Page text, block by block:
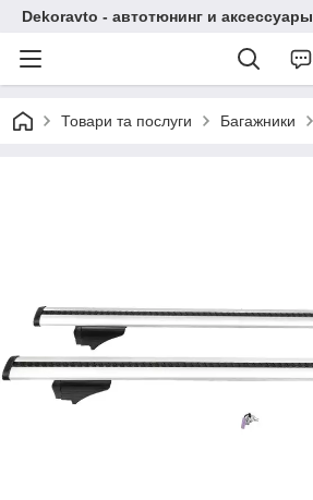
Dekoravto - автотюнинг и аксессуары
Товари та послуги Багажники